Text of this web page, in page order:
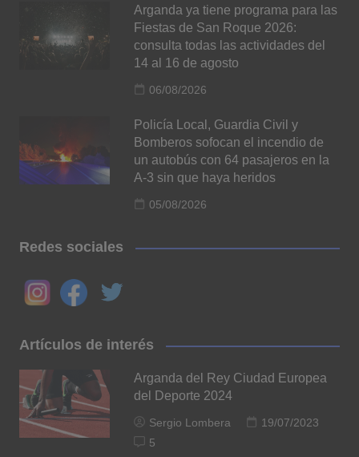
Arganda ya tiene programa para las
Fiestas de San Roque 2026:
consulta todas las actividades del
14 al 16 de agosto
06/08/2026
Policía Local, Guardia Civil y
Bomberos sofocan el incendio de
un autobús con 64 pasajeros en la
A-3 sin que haya heridos
05/08/2026
Redes sociales
Artículos de interés
Arganda del Rey Ciudad Europea
del Deporte 2024
Sergio Lombera
19/07/2023
5